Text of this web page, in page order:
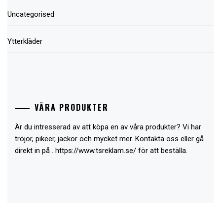
Uncategorised
Ytterkläder
VÅRA PRODUKTER
Är du intresserad av att köpa en av våra produkter? Vi har
tröjor, pikeer, jackor och mycket mer. Kontakta oss eller gå
direkt in på . https://www.tsreklam.se/ för att beställa.